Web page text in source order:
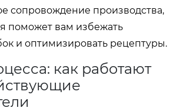
сопровождение производства,
поможет вам избежать
и оптимизировать рецептуры.
как работают